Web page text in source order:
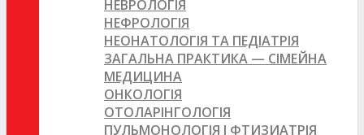
НЕВРОЛОГІЯ
НЕФРОЛОГІЯ
НЕОНАТОЛОГІЯ ТА ПЕДІАТРІЯ
ЗАГАЛЬНА ПРАКТИКА — СІМЕЙНА
МЕДИЦИНА
ОНКОЛОГІЯ
ОТОЛАРІНГОЛОГІЯ
ПУЛЬМОНОЛОГІЯ І ФТИЗИАТРІЯ